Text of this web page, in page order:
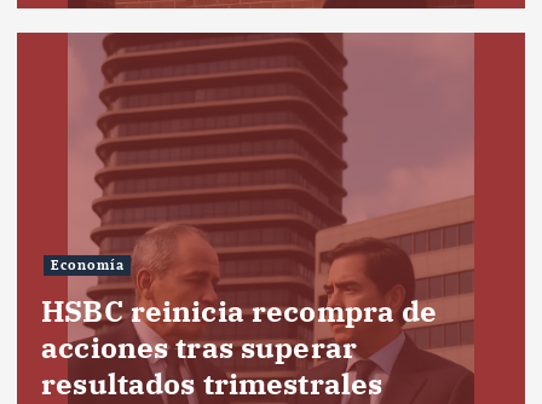
Economía
HSBC reinicia recompra de
acciones tras superar
resultados trimestrales